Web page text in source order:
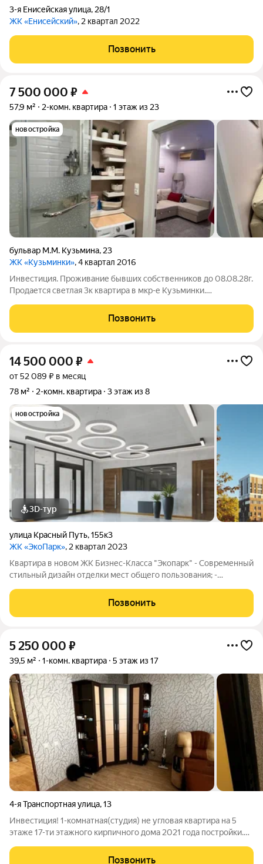
3-я Енисейская улица, 28/1
ЖК «Енисейский», 2 квартал 2022
Позвонить
7 500 000 ₽
57,9 м² 2-комн. квартира 1 этаж из 23
новостройка
бульвар М.М. Кузьмина, 23
ЖК «Кузьминки», 4 квартал 2016
Инвестиция. Проживание бывших собственников до 08.08.28г.
Продается светлая 3к квартира в мкр-е Кузьминки.
гостиная). С/у совмещен. В квартире выполнен актуальный
ремонт в светлых тонах с
Позвонить
14 500 000 ₽
от 52 089 ₽ в месяц
78 м²
2-комн. квартира 3 этаж из 8
новостройка
3D-тур
улица Красный Путь,155к3
ЖК «ЭкоПарк», 2 квартал 2023
Квартира в новом ЖК Бизнес-Класса "Экопарк" - Современный
стильный дизайн отделки мест общего пользования; -
этаж; - Свободная планировка квартир с возможностью
объединения; - Высота оконных
Позвонить
5 250 000 ₽
39,5 м² 1-комн. квартира 5 этаж из 17
4-я Транспортная улица,13
Инвестиция! 1-комнатная(студия) не угловая квартира на 5
этаже 17-ти этажного кирпичного дома 2021 года постройки.
косметическим ремонтом .Оставляемое имущество: всё,
Позвонить